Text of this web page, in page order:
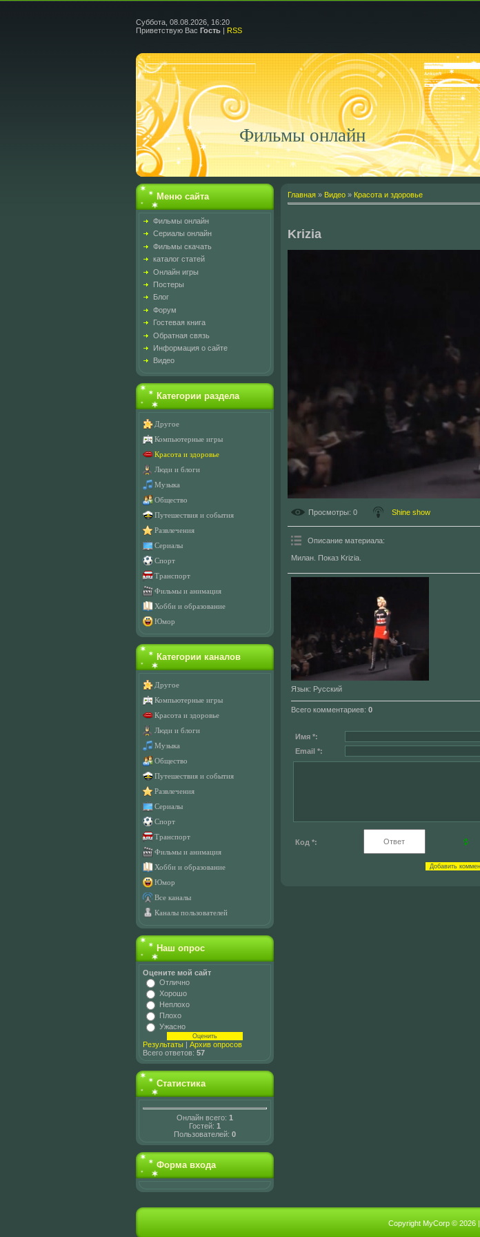
Суббота, 08.08.2026, 16:20
Приветствую Вас Гость | RSS
Фильмы онлайн
Меню сайта
Фильмы онлайн
Сериалы онлайн
Фильмы скачать
каталог статей
Онлайн игры
Постеры
Блог
Форум
Гостевая книга
Обратная связь
Информация о сайте
Видео
Категории раздела
Другое
Компьютерные игры
Красота и здоровье
Люди и блоги
Музыка
Общество
Путешествия и события
Развлечения
Сериалы
Спорт
Транспорт
Фильмы и анимация
Хобби и образование
Юмор
Категории каналов
Другое
Компьютерные игры
Красота и здоровье
Люди и блоги
Музыка
Общество
Путешествия и события
Развлечения
Сериалы
Спорт
Транспорт
Фильмы и анимация
Хобби и образование
Юмор
Все каналы
Каналы пользователей
Наш опрос
Оцените мой сайт
Отлично
Хорошо
Неплохо
Плохо
Ужасно
Результаты | Архив опросов
Всего ответов: 57
Статистика
Онлайн всего: 1
Гостей: 1
Пользователей: 0
Форма входа
Главная » Видео » Красота и здоровье
Krizia
Просмотры: 0 Shine show
Описание материала:
Милан. Показ Krizia.
Язык: Русский
Всего комментариев: 0
Имя *:
Email *:
Код *:
Copyright MyCorp © 2026|